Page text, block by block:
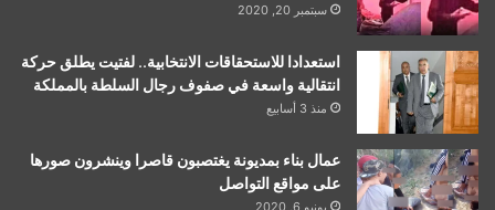
سبتمبر 20, 2020
استعدادا للاستحقاقات الانتخابية.. لفتيت يطلق حركة
انتقالية واسعة في صفوف رجال السلطة بالمملكة
منذ 3 أسابيع
عمال بناء بمديونة يغتصبون قاصرا وينشرون صورها
على مواقع التواصل
يونيو 6, 2020